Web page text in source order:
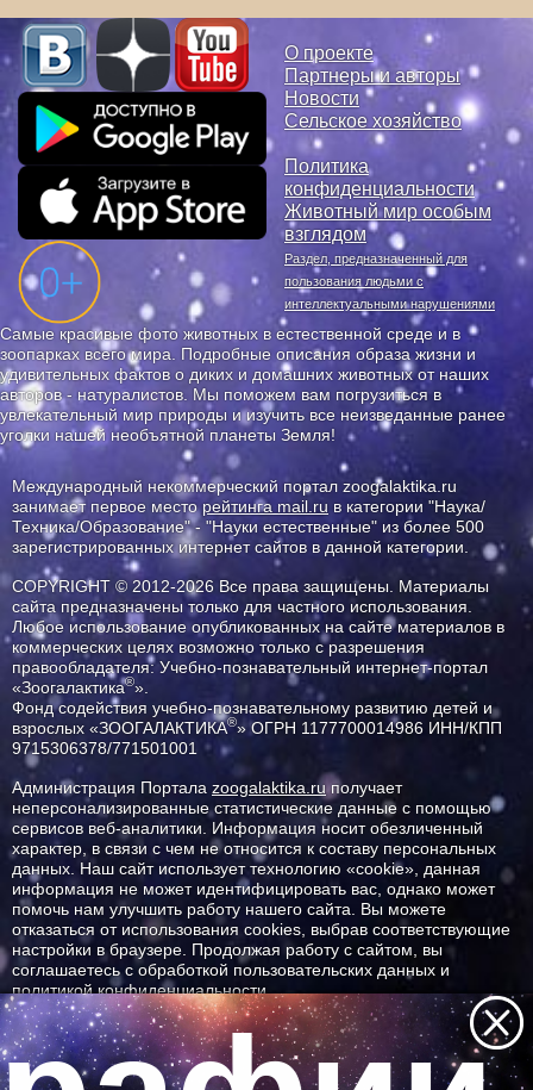
О проекте
Партнеры и авторы
Новости
Сельское хозяйство
Политика
конфиденциальности
Животный мир особым
взглядом
Раздел, предназначенный для
пользования людьми с
интеллектуальными нарушениями
Самые красивые фото животных в естественной среде и в
зоопарках всего мира. Подробные описания образа жизни и
удивительных фактов о диких и домашних животных от наших
авторов - натуралистов. Мы поможем вам погрузиться в
увлекательный мир природы и изучить все неизведанные ранее
уголки нашей необъятной планеты Земля!
Международный некоммерческий портал zoogalaktika.ru
занимает первое месторейтинга mail.ru в категории "Наука/
Техника/Образование" - "Науки естественные" из более 500
зарегистрированных интернет сайтов в данной категории.
COPYRIGHT © 2012-2026 Все права защищены. Материалы
сайта предназначены только для частного использования.
Любое использование опубликованных на сайте материалов в
коммерческих целях возможно только с разрешения
правообладателя: Учебно-познавательный интернет-портал
«Зоогалактика®».
Фонд содействия учебно-познавательному развитию детей и
взрослых «ЗООГАЛАКТИКА®» ОГРН 1177700014986 ИНН/КПП
9715306378/771501001
Администрация Портала zoogalaktika.ruполучает
неперсонализированные статистические данные с помощью
сервисов веб-аналитики. Информация носит обезличенный
характер, в связи с чем не относится к составу персональных
данных. Наш сайт использует технологию «cookie», данная
информация не может идентифицировать вас, однако может
помочь нам улучшить работу нашего сайта. Вы можете
отказаться от использования cookies, выбрав соответствующие
настройки в браузере. Продолжая работу с сайтом, вы
соглашаетесь с обработкой пользовательских данных и
политикой конфиденциальности.
ID ресурса: 12944